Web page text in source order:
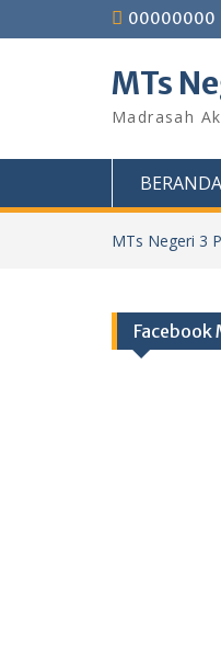
to
00000000
MTs
Madrasah
BERANDA
MTs Negeri 3
Facebook